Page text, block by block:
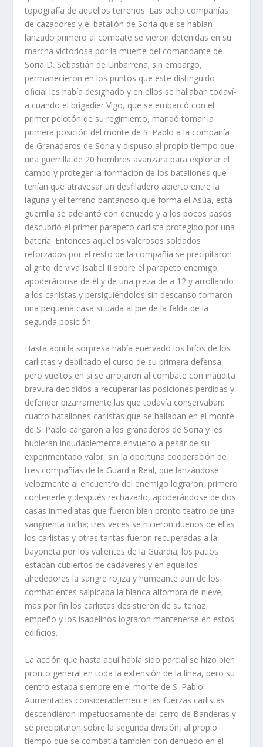
topografí­a de aquellos terrenos. Las ocho compañí­as
de cazadores y el batallón de Soria que se habí­an
lanzado primero al combate se vieron detenidas en su
marcha victoriosa por la muerte del comandante de
Soria D. Sebastián de Uribarrena; sin embargo,
permanecieron en los puntos que este distinguido
oficial les habí­a designado y en ellos se hallaban todaví­
a cuando el brigadier Vigo, que se embarcó con el
primer pelotón de su regimiento, mandó tomar la
primera posición del monte de S. Pablo a la compañí­a
de Granaderos de Soria y dispuso al propio tiempo que
una guerrilla de 20 hombres avanzara para explorar el
campo y proteger la formación de los batallones que
tení­an que atravesar un desfiladero abierto entre la
laguna y el terreno pantanoso que forma el Asúa, esta
guerrilla se adelantó con denuedo y a los pocos pasos
descubrió el primer parapeto carlista protegido por una
baterí­a. Entonces aquellos valerosos soldados
reforzados por el resto de la compañí­a se precipitaron
al grito de viva Isabel II sobre el parapeto enemigo,
apoderáronse de él y de una pieza de a 12 y arrollando
a los carlistas y persiguiéndolos sin descanso tomaron
una pequeña casa situada al pie de la falda de la
segunda posición.
Hasta aquí­ la sorpresa habí­a enervado los brí­os de los
carlistas y debilitado el curso de su primera defensa:
pero vueltos en sí­ se arrojaron al combate con inaudita
bravura decididos a recupe­rar las posiciones perdidas y
defender bizarramente las que todaví­a conservaban:
cuatro batallones carlistas que se hallaban en el monte
de S. Pablo cargaron a los granaderos de Soria y les
hubieran indudablemente envuelto a pesar de su
experimentado valor, sin la oportuna cooperación de
tres compañí­as de la Guardia Real, que lanzándose
velozmente al encuentro del enemigo lograron, primero
contenerle y después rechazarlo, apoderándose de dos
casas inmediatas que fueron bien pronto teatro de una
sangrienta lucha; tres veces se hicieron dueños de ellas
los carlistas y otras tantas fueron recuperadas a la
bayoneta por los valientes de la Guardia; los patios
estaban cubiertos de cadáveres y en aquellos
alrededores la sangre rojiza y humeante aun de los
combatientes salpicaba la blanca alfombra de nieve;
mas por fin los carlistas desistieron de su tenaz
empeño y los isabelinos lograron mantenerse en estos
edificios.
La acción que hasta aquí­ habí­a sido parcial se hizo bien
pronto general en toda la extensión de la lí­nea, pero su
centro estaba siempre en el monte de S. Pablo.
Aumentadas considerablemente las fuerzas carlistas
descendieron impetuosamente del cerro de Banderas y
se precipitaron sobre la segunda división, al propio
tiempo que se combatí­a también con denuedo en el